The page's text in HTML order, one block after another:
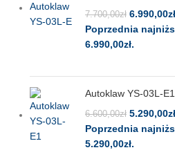
7.700,00zł 6.990,00zł
Poprzednia
6.990,00zł.
Autoklaw YS-03L-E1
6.600,00zł 5.290,00zł
Poprzednia
5.290,00zł.